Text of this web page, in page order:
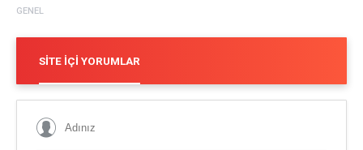
GENEL
SITE İÇI YORUMLAR